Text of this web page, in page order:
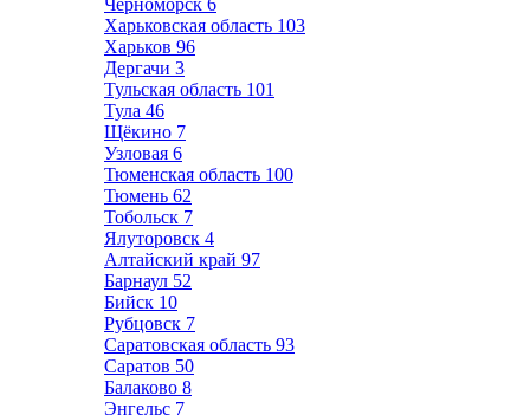
Черноморск 6
Харьковская область 103
Харьков 96
Дергачи 3
Тульская область 101
Тула 46
Щёкино 7
Узловая 6
Тюменская область 100
Тюмень 62
Тобольск 7
Ялуторовск 4
Алтайский край 97
Барнаул 52
Бийск 10
Рубцовск 7
Саратовская область 93
Саратов 50
Балаково 8
Энгельс 7